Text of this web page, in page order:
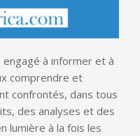
engagé à informer et à
comprendre et
confrontés, dans tous
des analyses et des
lumière à la fois les